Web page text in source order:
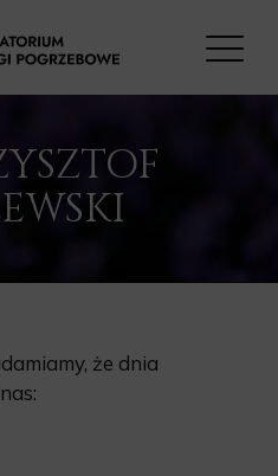
że dnia